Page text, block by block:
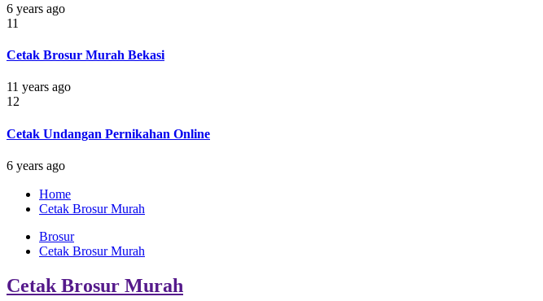
6 years ago
11
Cetak Brosur Murah Bekasi
11 years ago
12
Cetak Undangan Pernikahan Online
6 years ago
Home
Cetak Brosur Murah
Brosur
Cetak Brosur Murah
Cetak Brosur Murah